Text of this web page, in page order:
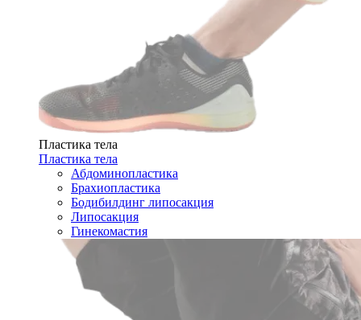
Пластика тела
Пластика тела
Абдоминопластика
Брахиопластика
Бодибилдинг липосакция
Липосакция
Гинекомастия